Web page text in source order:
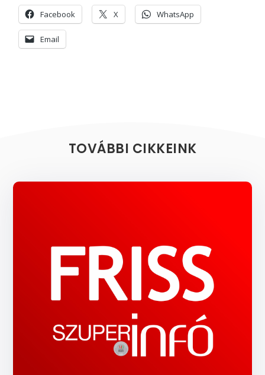
Facebook X WhatsApp
Email
TOVÁBBI CIKKEINK